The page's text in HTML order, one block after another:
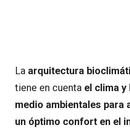
La arquitectura
tiene en cuenta el clima
medio ambientales para
un óptimo confort en el